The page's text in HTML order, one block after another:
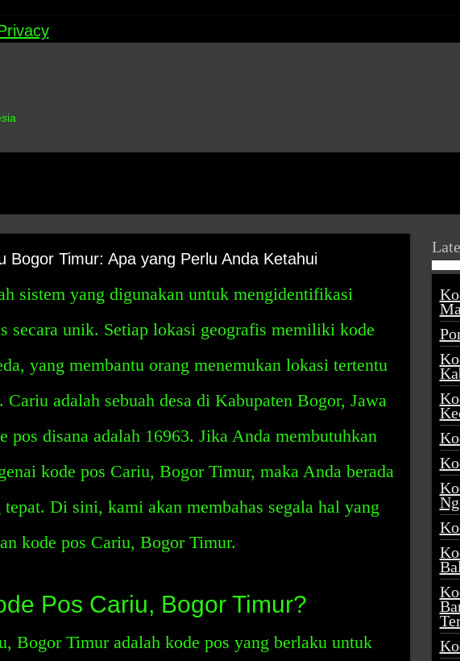
Bogor Timur: Apa yang Perlu Anda Ketahui
sistem yang digunakan untuk mengidentifikasi
secara unik. Setiap lokasi geografis memiliki kode
yang membantu orang menemukan lokasi tertentu
Cariu adalah sebuah desa di Kabupaten Bogor, Jawa
pos disana adalah 16963. Jika Anda membutuhkan
kode pos Cariu, Bogor Timur, maka Anda berada
Di sini, kami akan membahas segala hal yang
kode pos Cariu, Bogor Timur.
Pos Cariu, Bogor Timur?
Bogor Timur adalah kode pos yang berlaku untuk